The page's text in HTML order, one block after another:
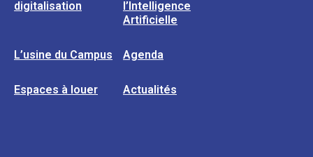
digitalisation
l’Intelligence
Artificielle
L’usine du Campus Agenda
Espaces à louer Actualités